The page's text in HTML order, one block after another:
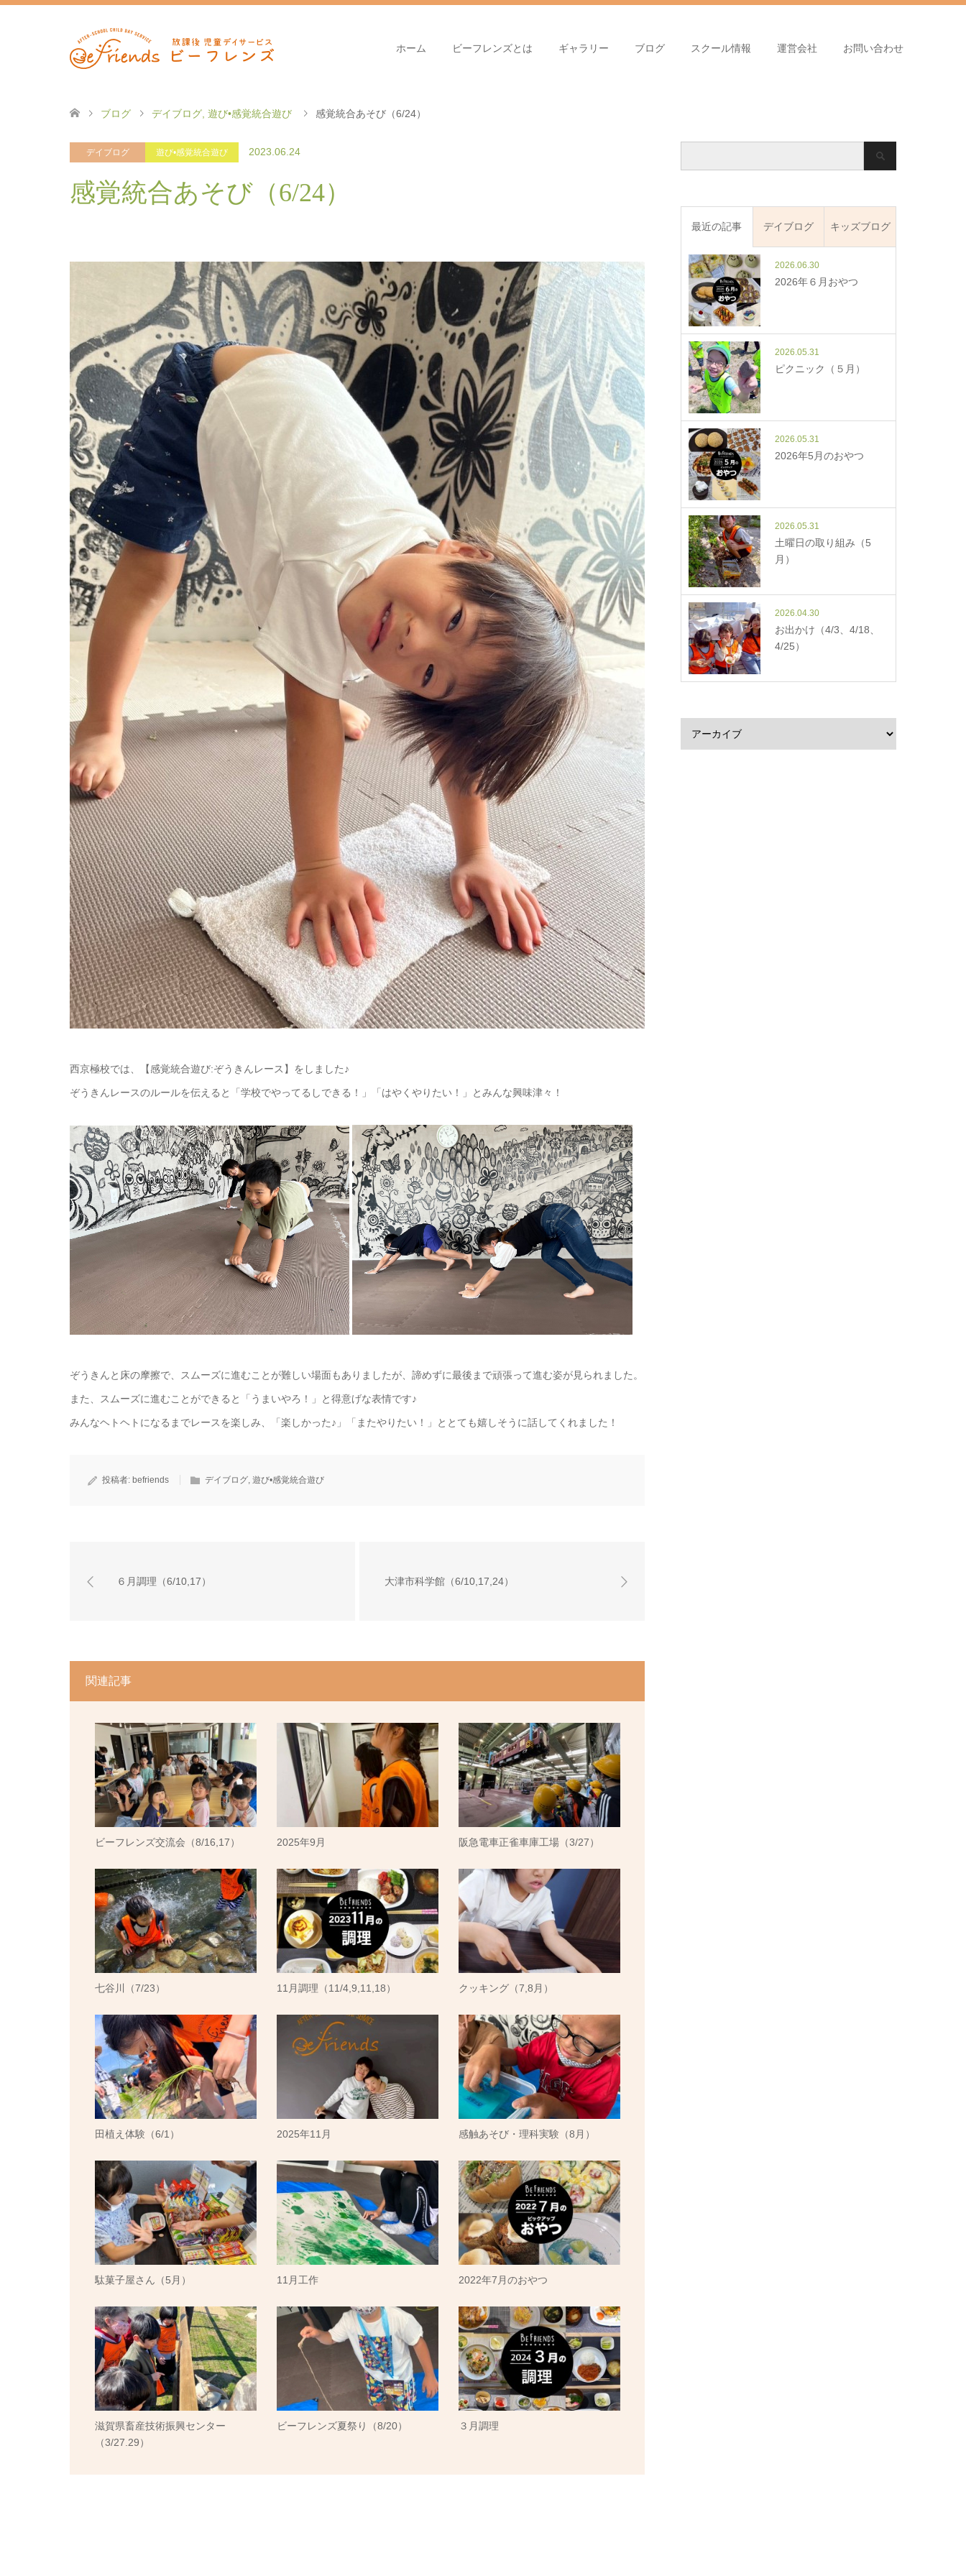
ホーム ビーフレンズとは ギャラリー ブログ スクール情報 運営会社 お問い合わせ
ブログ デイブログ 遊び•感覚統合遊び 感覚統合あそび（6/24）
デイブログ 遊び•感覚統合遊び 2023.06.24
感覚統合あそび（6/24）
西京極校では、【感覚統合遊び:ぞうきんレース】をしました♪
ぞうきんレースのルールを伝えると「学校でやってるしできる！」「はやくやりたい！」とみんな興味津々！
ぞうきんと床の摩擦で、スムーズに進むことが難しい場面もありましたが、諦めずに最後まで頑張って進む姿が見られました。
また、スムーズに進むことができると「うまいやろ！」と得意げな表情です♪
みんなヘトヘトになるまでレースを楽しみ、「楽しかった♪」「またやりたい！」ととても嬉しそうに話してくれました！
投稿者: befriends デイブログ, 遊び•感覚統合遊び
６月調理（6/10,17） 大津市科学館（6/10,17,24）
関連記事
ビーフレンズ交流会（8/16,17） 2025年9月 阪急電車正雀車庫工場（3/27）
七谷川（7/23） 11月調理（11/4,9,11,18） クッキング（7,8月）
田植え体験（6/1） 2025年11月 感触あそび・理科実験（8月）
駄菓子屋さん（5月） 11月工作 2022年7月のおやつ
滋賀県畜産技術振興センター
（3/27.29）
ビーフレンズ夏祭り（8/20） ３月調理
最近の記事 デイブログ キッズブログ
2026.06.30
2026年６月おやつ
2026.05.31
ピクニック（５月）
2026.05.31
2026年5月のおやつ
2026.05.31
土曜日の取り組み（5
月）
2026.04.30
お出かけ（4/3、4/18、
4/25）